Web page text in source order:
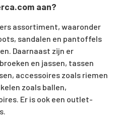
aan?
assortiment, waaronder
sandalen en pantoffels
Daarnaast zijn er
en jassen, tassen
accessoires zoals riemen
zoals ballen,
Er is ook een outlet-